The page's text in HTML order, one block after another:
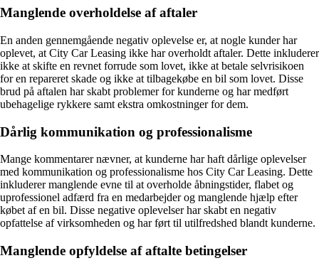
Manglende overholdelse af aftaler
En anden gennemgående negativ oplevelse er, at nogle kunder har
oplevet, at City Car Leasing ikke har overholdt aftaler. Dette inkluderer
ikke at skifte en revnet forrude som lovet, ikke at betale selvrisikoen
for en repareret skade og ikke at tilbagekøbe en bil som lovet. Disse
brud på aftalen har skabt problemer for kunderne og har medført
ubehagelige rykkere samt ekstra omkostninger for dem.
Dårlig kommunikation og professionalisme
Mange kommentarer nævner, at kunderne har haft dårlige oplevelser
med kommunikation og professionalisme hos City Car Leasing. Dette
inkluderer manglende evne til at overholde åbningstider, flabet og
uprofessionel adfærd fra en medarbejder og manglende hjælp efter
købet af en bil. Disse negative oplevelser har skabt en negativ
opfattelse af virksomheden og har ført til utilfredshed blandt kunderne.
Manglende opfyldelse af aftalte betingelser